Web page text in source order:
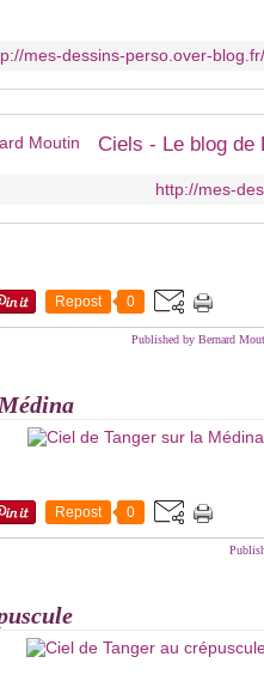
mes-dessins-perso.over-
Ciels - Le blog de
http://mes-
Repost 0
Published by Bernard
Repost 0